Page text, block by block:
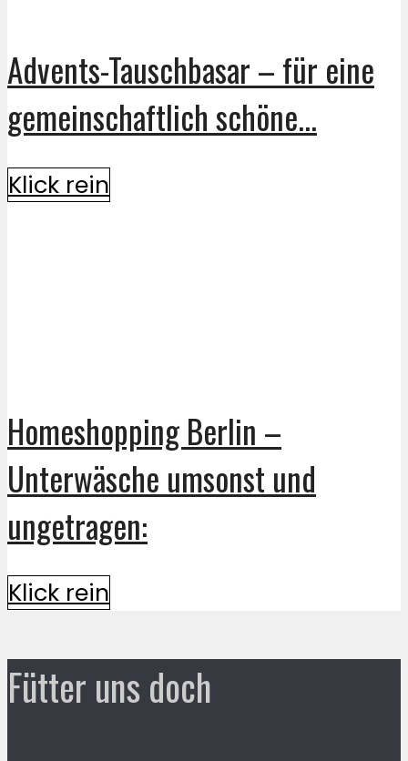
Advents-Tauschbasar – für eine
gemeinschaftlich schöne...
Klick rein
Homeshopping Berlin –
Unterwäsche umsonst und
ungetragen:
Klick rein
Fütter uns doch